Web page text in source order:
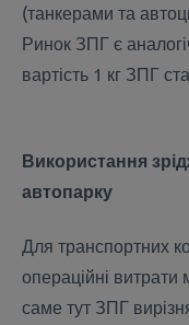
(танкерами та
Ринок ЗПГ є
вартість 1 кг ЗПГ
Використання
автопарку
Для транспортних
операційні
саме тут ЗПГ